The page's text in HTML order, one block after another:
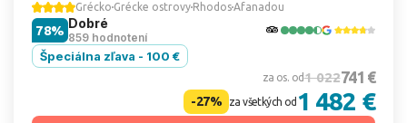
Grécko Grécke ostrovy RhodosAfanadou
Dobré
859 hodnotení
78%
Špeciálna zľava - 100 €
za os. od1 022741 €
-27% za všetkých od 1 482 €